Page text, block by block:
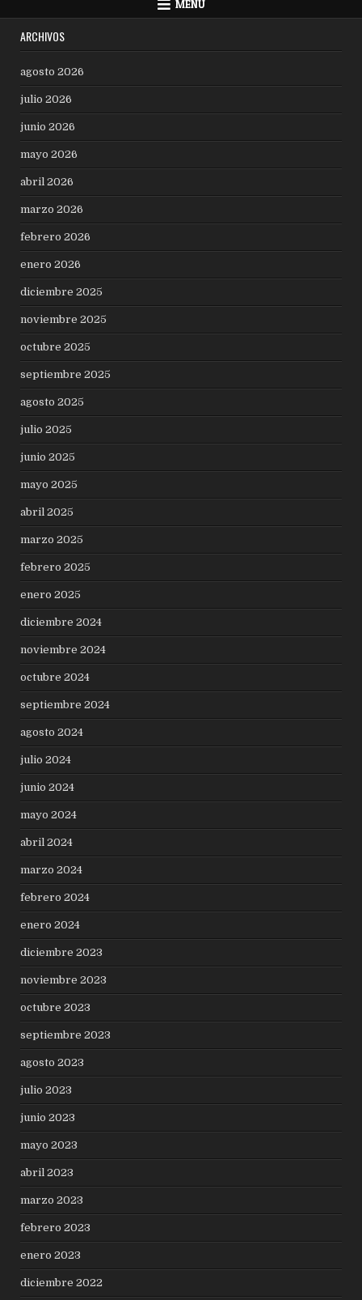
MENU
ARCHIVOS
agosto 2026
julio 2026
junio 2026
mayo 2026
abril 2026
marzo 2026
febrero 2026
enero 2026
diciembre 2025
noviembre 2025
octubre 2025
septiembre 2025
agosto 2025
julio 2025
junio 2025
mayo 2025
abril 2025
marzo 2025
febrero 2025
enero 2025
diciembre 2024
noviembre 2024
octubre 2024
septiembre 2024
agosto 2024
julio 2024
junio 2024
mayo 2024
abril 2024
marzo 2024
febrero 2024
enero 2024
diciembre 2023
noviembre 2023
octubre 2023
septiembre 2023
agosto 2023
julio 2023
junio 2023
mayo 2023
abril 2023
marzo 2023
febrero 2023
enero 2023
diciembre 2022